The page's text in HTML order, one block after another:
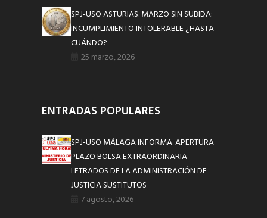
SPJ-USO ASTURIAS. MARZO SIN SUBIDA:
INCUMPLIMIENTO INTOLERABLE ¿HASTA
CUÁNDO?
25 marzo, 2026
ENTRADAS POPULARES
SPJ-USO MÁLAGA INFORMA. APERTURA
PLAZO BOLSA EXTRAORDINARIA
LETRADOS DE LA ADMINISTRACIÓN DE
JUSTICIA SUSTITUTOS
7 agosto, 2026